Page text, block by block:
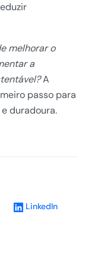
melhorar o
a
A
passo para
duradoura.
LinkedIn